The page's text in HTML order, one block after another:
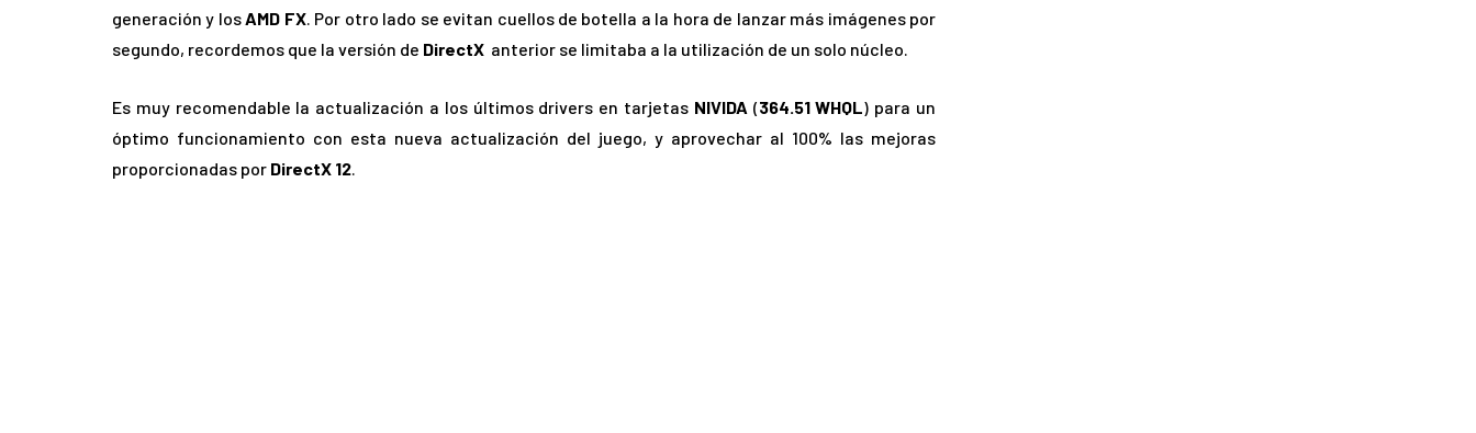
generación y losAMD FX. Por otro lado se evitan cuellos de botella a la hora de lanzar más imágenes por
segundo, recordemos que la versión de DirectX anterior se limitaba a la utilización de un solo núcleo.
Es muy recomendable la actualización a los últimos drivers en tarjetas NIVIDA (364.51 WHQL) para un
óptimo funcionamiento con esta nueva actualización del juego, y aprovechar al 100% las mejoras
proporcionadas por DirectX 12.